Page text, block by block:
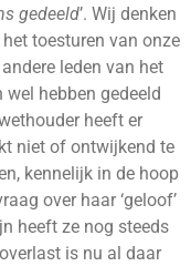
gedeeld’. Wij denken
toesturen van onze
leden van het
hebben gedeeld
heeft er
niet of ontwijkend te
kennelijk in de hoop
over haar ‘geloof’
heeft ze nog steeds
is nu al daar